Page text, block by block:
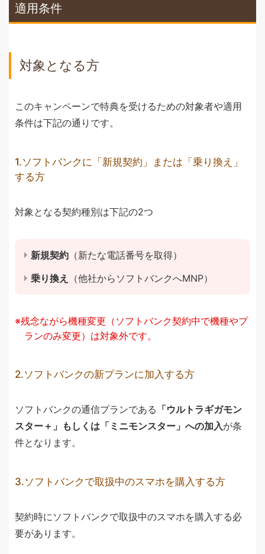
適用条件
対象となる方
このキャンペーンで特典を受けるための対象者や適用
条件は下記の通りです。
1.ソフトバンクに「新規契約」または「乗り換え」
する方
対象となる契約種別は下記の2つ
新規契約 （新たな電話番号を取得）
乗り換え
（他社からソフトバンクへMNP）
残念ながら機種変更（ソフトバンク契約中で機種やプ
ランのみ変更）は対象外です。
2.ソフトバンクの新プランに加入する方
ソフトバンクの通信プランである 「ウルトラギガモン
スター＋」もしくは「ミニモンスター」への加入が条
件となります。
3.ソフトバンクで取扱中のスマホを購入する方
契約時にソフトバンクで取扱中のスマホを購入する必
要があります。